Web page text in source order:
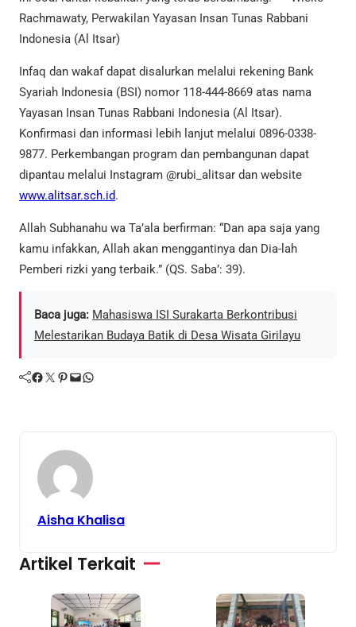
Rachmawaty, Perwakilan Yayasan Insan Tunas Rabbani
Indonesia (Al Itsar)
Infaq dan wakaf dapat disalurkan melalui rekening Bank
Syariah Indonesia (BSI) nomor 118-444-8669 atas nama
Yayasan Insan Tunas Rabbani Indonesia (Al Itsar).
Konfirmasi dan informasi lebih lanjut melalui 0896-0338-
9877. Perkembangan program dan pembangunan dapat
dipantau melalui Instagram @rubi_alitsar dan website
www.alitsar.sch.id.
Allah Subhanahu wa Ta’ala berfirman: “Dan apa saja yang
kamu infakkan, Allah akan menggantinya dan Dia-lah
Pemberi rizki yang terbaik.” (QS. Saba’: 39).
Baca juga: Mahasiswa ISI Surakarta Berkontribusi
Melestarikan Budaya Batik di Desa Wisata Girilayu
Facebook Twitter Pinterest Mail WhatsApp
Aisha Khalisa
Artikel Terkait